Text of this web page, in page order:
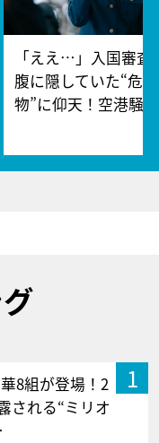
「ええ…」入国審査
腹に隠していた“危
物”に仰天！空港騒
1
華8組が登場！2
される“ミリオ